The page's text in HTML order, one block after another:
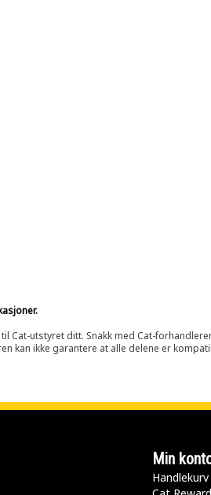
utstyret ditt. Snakk med Cat-
kan ikke garantere at alle delene er
Min
Handlekurv